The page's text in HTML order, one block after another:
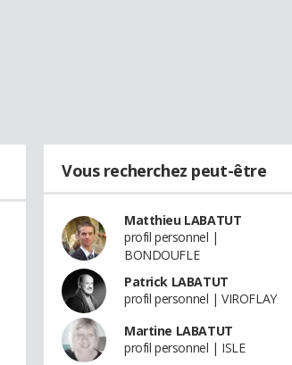
Vous recherchez peut-être
Matthieu LABATUT
profil personnel |
BONDOUFLE
Patrick LABATUT
profil personnel | VIROFLAY
Martine LABATUT
profil personnel | ISLE